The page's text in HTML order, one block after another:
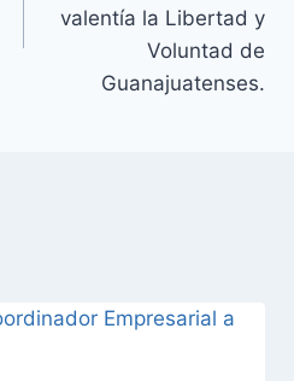
valentía la Libertad y
Voluntad de
Guanajuatenses.